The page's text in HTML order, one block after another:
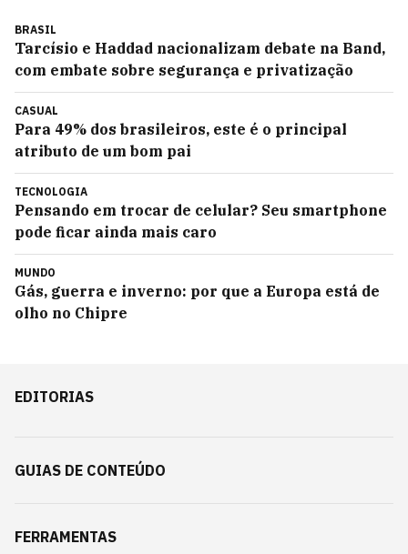
BRASIL
Tarcísio e Haddad nacionalizam debate na Band,
com embate sobre segurança e privatização
CASUAL
Para 49% dos brasileiros, este é o principal
atributo de um bom pai
TECNOLOGIA
Pensando em trocar de celular? Seu smartphone
pode ficar ainda mais caro
MUNDO
Gás, guerra e inverno: por que a Europa está de
olho no Chipre
EDITORIAS
GUIAS DE CONTEÚDO
FERRAMENTAS